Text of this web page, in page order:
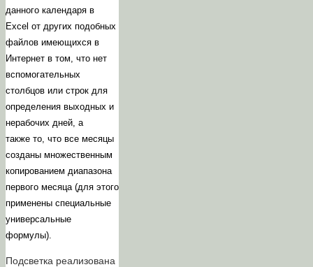
данного календаря в
Excel от других подобных
файлов имеющихся в
Интернет в том, что нет
вспомогательных
столбцов или строк для
определения выходных и
нерабочих дней, а
также то, что все месяцы
созданы множественным
копированием диапазона
первого месяца (для этого
применены специальные
универсальные
формулы).
Подсветка реализована